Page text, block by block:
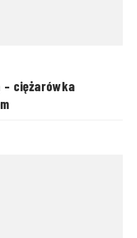
ciężarówka